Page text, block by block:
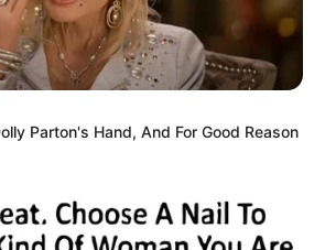
громаді відкрили
Parton's Hand, And For Good Reason